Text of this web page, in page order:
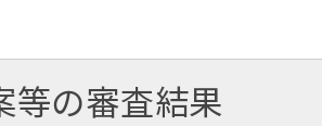
等の審査結果